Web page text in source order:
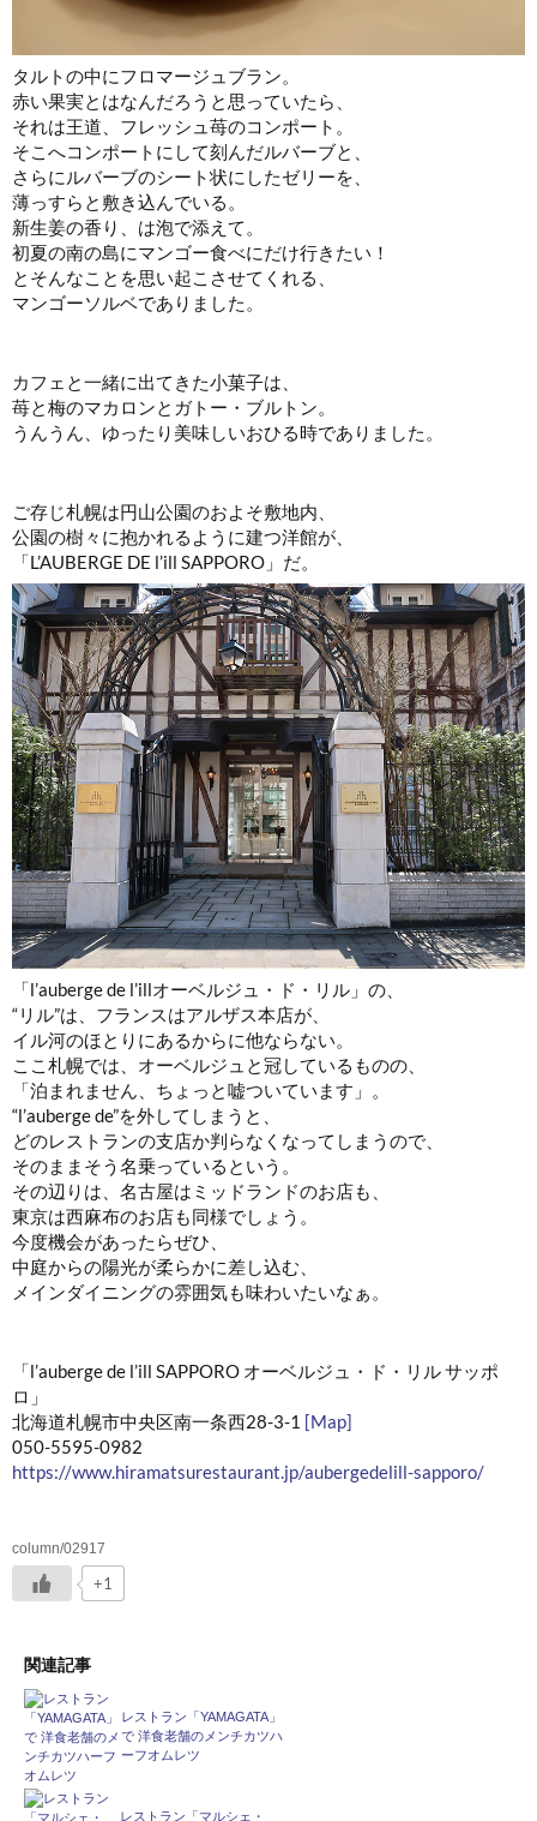
タルトの中にフロマージュブラン。
赤い果実とはなんだろうと思っていたら、
それは王道、フレッシュ苺のコンポート。
そこへコンポートにして刻んだルバーブと、
さらにルバーブのシート状にしたゼリーを、
薄っすらと敷き込んでいる。
新生姜の香り、は泡で添えて。
初夏の南の島にマンゴー食べにだけ行きたい！
とそんなことを思い起こさせてくれる、
マンゴーソルベでありました。
カフェと一緒に出てきた小菓子は、
苺と梅のマカロンとガトー・ブルトン。
うんうん、ゆったり美味しいおひる時でありました。
ご存じ札幌は円山公園のおよそ敷地内、
公園の樹々に抱かれるように建つ洋館が、
「L’AUBERGE DE l’ill SAPPORO」だ。
「l’auberge de l’illオーベルジュ・ド・リル」の、
“リル”は、フランスはアルザス本店が、
イル河のほとりにあるからに他ならない。
ここ札幌では、オーベルジュと冠しているものの、
「泊まれません、ちょっと嘘ついています」。
“l’auberge de”を外してしまうと、
どのレストランの支店か判らなくなってしまうので、
そのままそう名乗っているという。
その辺りは、名古屋はミッドランドのお店も、
東京は西麻布のお店も同様でしょう。
今度機会があったらぜひ、
中庭からの陽光が柔らかに差し込む、
メインダイニングの雰囲気も味わいたいなぁ。
「l’auberge de l’ill SAPPORO オーベルジュ・ド・リル サッポ
ロ」
北海道札幌市中央区南一条西28-3-1 [Map]
050-5595-0982
https://www.hiramatsurestaurant.jp/aubergedelill-sapporo/
column/02917
+1
関連記事
レストラン「YAMAGATA」
で 洋食老舗のメンチカツハ
ーフオムレツ
レストラン「マルシェ・